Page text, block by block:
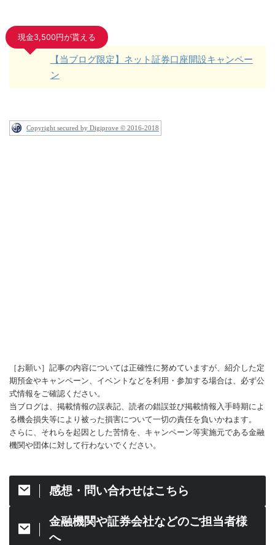
現金3,500円が貰える
【当ブログ限定】ネット証券口座開設キャンペー
ン
Copyright secured by Digiprove © 2016-2018
［お願い］記事の内容については正確性に努めていますが、紹介した定
期預金やキャンペーン、イベントなどを利用・参加する場合は、必ず公
式情報をご確認ください。
当ブログは、掲載情報の誤表記、読者の錯誤並び掲載情報入手時期によ
る機会損失等により被った損害について一切の責任を負いかねます。
さらに、それらを起因とした苦情を、キャンペーン等実施元である金融
機関や団体に対して行わないでください。
感想・問い合わせはこちら
金融機関や証券会社などのご担当者様
へ